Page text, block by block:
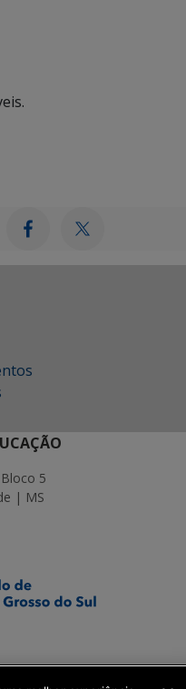
5
| MS